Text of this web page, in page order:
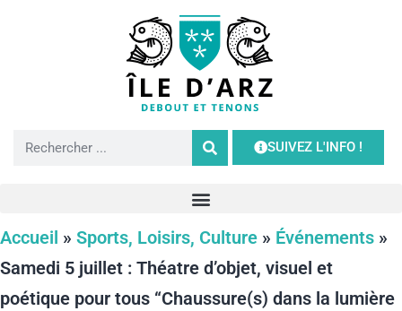
SUIVEZ L'INFO !
Accueil » Sports, Loisirs, Culture » Événements »
Samedi 5 juillet : Théatre d’objet, visuel et
poétique pour tous “Chaussure(s) dans la lumière